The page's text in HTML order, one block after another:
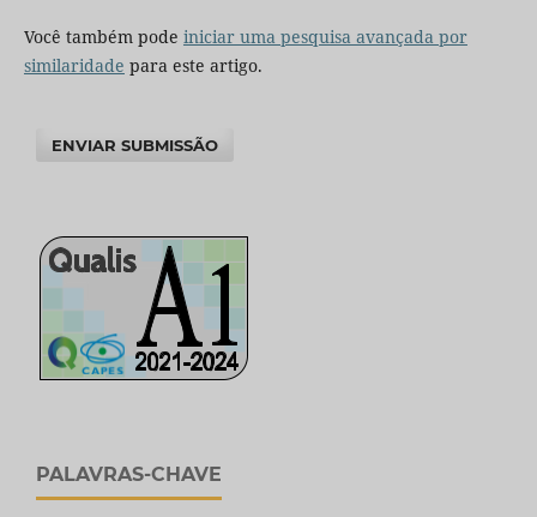
Você também pode iniciar uma pesquisa avançada por
similaridade para este artigo.
ENVIAR SUBMISSÃO
PALAVRAS-CHAVE